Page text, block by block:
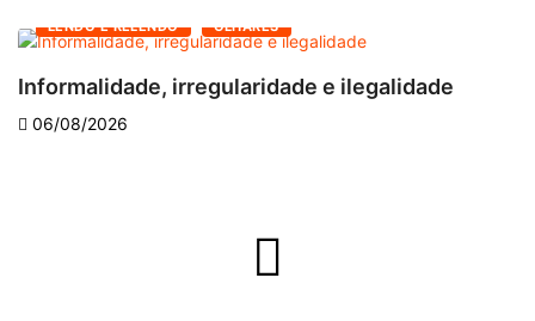
LENDO E RELENDO OLHARES
Informalidade, irregularidade e ilegalidade
06/08/2026